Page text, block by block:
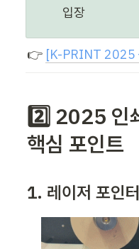
입장
👉 [K-PRINT 2025
2️⃣ 2025 인
핵심 포인트
1. 레이저 포인